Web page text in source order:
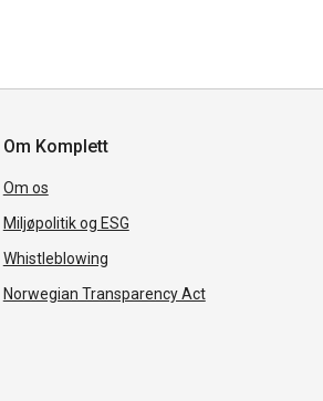
Om Komplett
Om os
Miljøpolitik og ESG
Whistleblowing
Norwegian Transparency Act